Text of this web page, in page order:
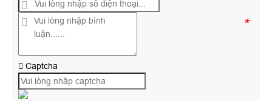
*
Captcha